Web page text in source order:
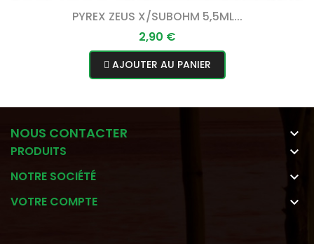
PYREX ZEUS X/SUBOHM 5,5ML...
Prix
2,90 €
AJOUTER AU PANIER
NOUS CONTACTER 
PRODUITS 
NOTRE SOCIÉTÉ 
VOTRE COMPTE 